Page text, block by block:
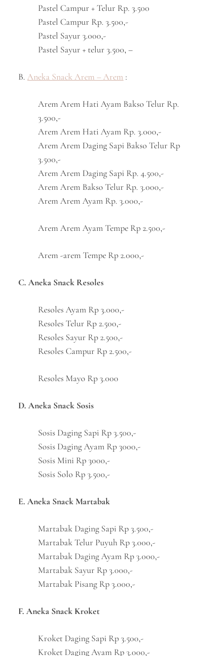
Pastel Campur + Telur Rp. 3.500
Pastel Campur Rp. 3.500,-
Pastel Sayur 3.000,-
Pastel Sayur + telur 3.500, –
B.Aneka Snack Arem – Arem :
Arem Arem Hati Ayam Bakso Telur Rp.
3.500,-
Arem Arem Hati Ayam Rp. 3.000,-
Arem Arem Daging Sapi Bakso Telur Rp
3.500,-
Arem Arem Daging Sapi Rp. 4.500,-
Arem Arem Bakso Telur Rp. 3.000,-
Arem Arem Ayam Rp. 3.000,-
Arem Arem Ayam Tempe Rp 2.500,-
Arem -arem Tempe Rp 2.000,-
C. Aneka Snack Resoles
Resoles Ayam Rp 3.000,-
Resoles Telur Rp 2.500,-
Resoles Sayur Rp 2.500,-
Resoles Campur Rp 2.500,-
Resoles Mayo Rp 3.000
D. Aneka Snack Sosis
Sosis Daging Sapi Rp 3.500,-
Sosis Daging Ayam Rp 3000,-
Sosis Mini Rp 3000,-
Sosis Solo Rp 3.500,-
E. Aneka Snack Martabak
Martabak Daging Sapi Rp 3.500,-
Martabak Telur Puyuh Rp 3.000,-
Martabak Daging Ayam Rp 3.000,-
Martabak Sayur Rp 3.000,-
Martabak Pisang Rp 3.000,-
F. Aneka Snack Kroket
Kroket Daging Sapi Rp 3.500,-
Kroket Daging Ayam Rp 3.000,-